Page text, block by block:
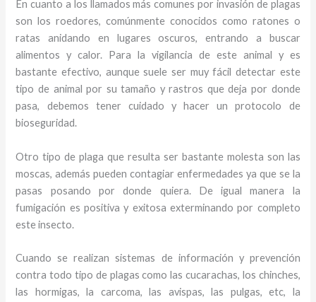
En cuanto a los llamados más comunes por invasión de plagas
son los roedores, comúnmente conocidos como ratones o
ratas anidando en lugares oscuros, entrando a buscar
alimentos y calor. Para la vigilancia de este animal y es
bastante efectivo, aunque suele ser muy fácil detectar este
tipo de animal por su tamaño y rastros que deja por donde
pasa, debemos tener cuidado y hacer un protocolo de
bioseguridad.
Otro tipo de plaga que resulta ser bastante molesta son las
moscas, además pueden contagiar enfermedades ya que se la
pasas posando por donde quiera. De igual manera la
fumigación es positiva y exitosa exterminando por completo
este insecto.
Cuando se realizan sistemas de información y prevención
contra todo tipo de plagas como las cucarachas, los chinches,
las hormigas, la carcoma, las avispas, las pulgas, etc, la